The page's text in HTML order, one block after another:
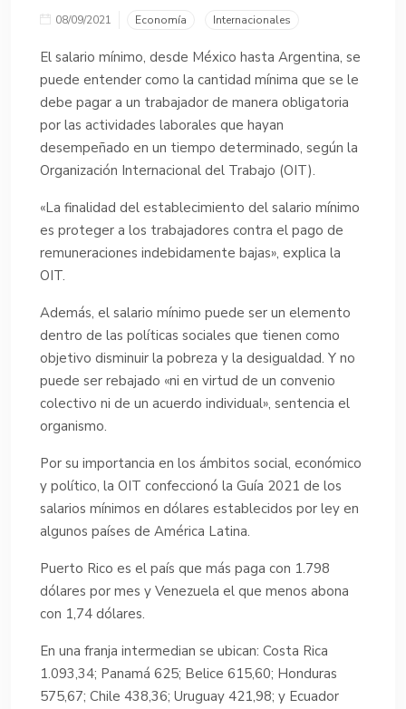
08/09/2021 Economía Internacionales
El salario mínimo, desde México hasta Argentina, se
puede entender como la cantidad mínima que se le
debe pagar a un trabajador de manera obligatoria
por las actividades laborales que hayan
desempeñado en un tiempo determinado, según la
Organización Internacional del Trabajo (OIT).
«La finalidad del establecimiento del salario mínimo
es proteger a los trabajadores contra el pago de
remuneraciones indebidamente bajas», explica la
OIT.
Además, el salario mínimo puede ser un elemento
dentro de las políticas sociales que tienen como
objetivo disminuir la pobreza y la desigualdad. Y no
puede ser rebajado «ni en virtud de un convenio
colectivo ni de un acuerdo individual», sentencia el
organismo.
Por su importancia en los ámbitos social, económico
y político, la OIT confeccionó la Guía 2021 de los
salarios mínimos en dólares establecidos por ley en
algunos países de América Latina.
Puerto Rico es el país que más paga con 1.798
dólares por mes y Venezuela el que menos abona
con 1,74 dólares.
En una franja intermedian se ubican: Costa Rica
1.093,34; Panamá 625; Belice 615,60; Honduras
575,67; Chile 438,36; Uruguay 421,98; y Ecuador